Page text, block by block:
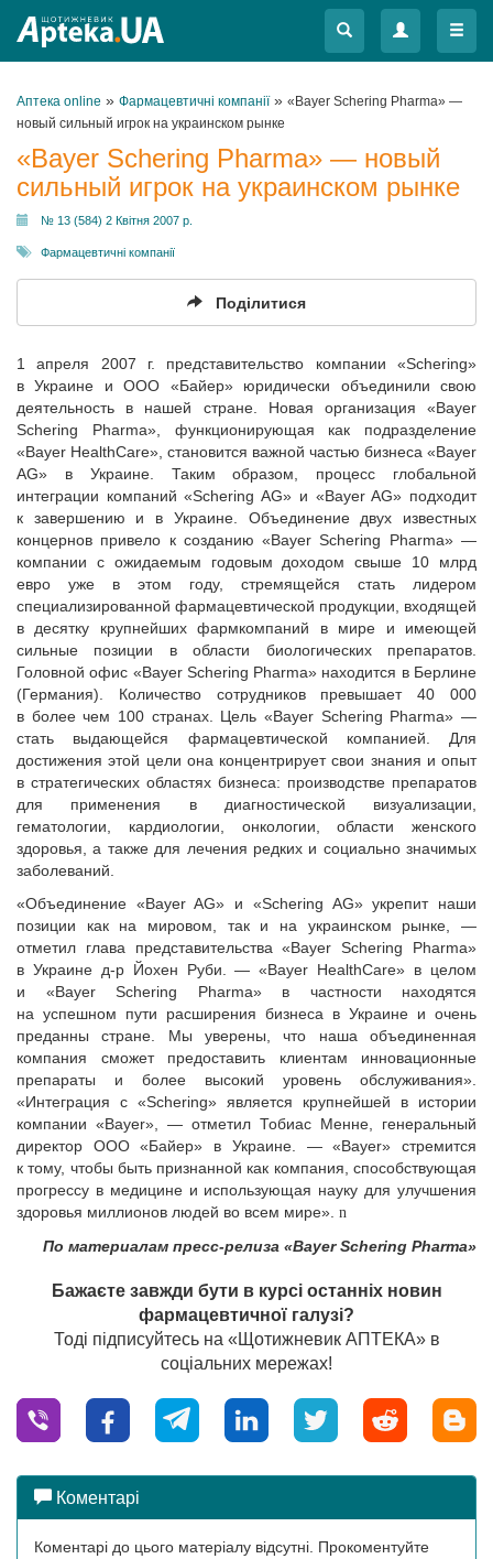
Меню
Меню
Аптека online » Фармацевтичні компанії» «Bayer Schering Pharma» —
новый сильный игрок на украинском рынке
«Bayer Schering Pharma» — новый
сильный игрок на украинском рынке
№ 13 (584) 2 Квітня 2007 р.
Фармацевтичні компанії
Поділитися
1 апреля 2007 г. представительство компании «Schering»
в Украине и ООО «Байер» юридически объединили свою
деятельность в нашей стране. Новая организация «Bayer
Schering Pharma», функционирующая как подразделение
«Bayer HealthCare», становится важной частью бизнеса «Bayer
AG» в Украине. Таким образом, процесс глобальной
интеграции компаний «Schering AG» и «Bayer AG» подходит
к завершению и в Украине. Объединение двух известных
концернов привело к созданию «Bayer Schering Pharma» —
компании с ожидаемым годовым доходом свыше 10 млрд
евро уже в этом году, стремящейся стать лидером
специализированной фармацевтической продукции, входящей
в десятку крупнейших фармкомпаний в мире и имеющей
сильные позиции в области биологических препаратов.
Головной офис «Bayer Schering Pharma» находится в Берлине
(Германия). Количество сотрудников превышает 40 000
в более чем 100 странах. Цель «Bayer Schering Pharma» —
стать выдающейся фармацевтической компанией. Для
достижения этой цели она концентрирует свои знания и опыт
в стратегических областях бизнеса: производстве препаратов
для применения в диагностической визуализации,
гематологии, кардиологии, онкологии, области женского
здоровья, а также для лечения редких и социально значимых
заболеваний.
«Объединение «Bayer AG» и «Schering AG» укрепит наши
позиции как на мировом, так и на украинском рынке, —
отметил глава представительства «Bayer Schering Pharma»
в Украине д-р Йохен Руби. — «Bayer HealthCare» в целом
и «Bayer Schering Pharma» в частности находятся
на успешном пути расширения бизнеса в Украине и очень
преданны стране. Мы уверены, что наша объединенная
компания сможет предоставить клиентам инновационные
препараты и более высокий уровень обслуживания».
«Интеграция с «Schering» является крупнейшей в истории
компании «Bayer», — отметил Тобиас Менне, генеральный
директор ООО «Байер» в Украине. — «Bayer» стремится
к тому, чтобы быть признанной как компания, способствующая
прогрессу в медицине и использующая науку для улучшения
здоровья миллионов людей во всем мире». n
По материалам пресс-релиза «Bayer Schering Pharma»
Бажаєте завжди бути в курсі останніх новин
фармацевтичної галузі?
Тоді підписуйтесь на «Щотижневик АПТЕКА» в
соціальних мережах!
Коментарі
Коментарі до цього матеріалу відсутні. Прокоментуйте